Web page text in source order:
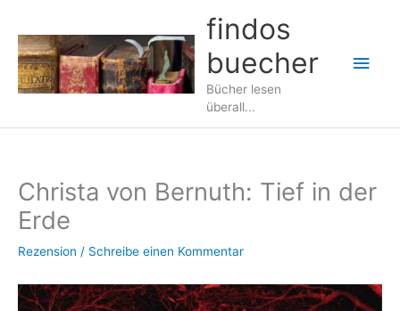
Inhalt
springen
findos
buecher
Bücher lesen
überall...
Christa von Bernuth: Tief in der
Erde
Rezension / Schreibe einen Kommentar